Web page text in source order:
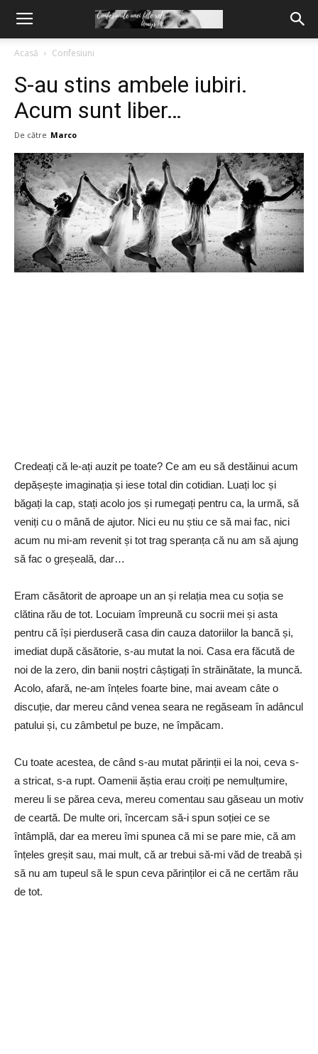
Acasă Confesiuni
S-au stins ambele iubiri.
Acum sunt liber…
De către Marco
Credeați că le-ați auzit pe toate? Ce am eu să destăinui acum
depășește imaginația și iese total din cotidian. Luați loc și
băgați la cap, stați acolo jos și rumegați pentru ca, la urmă, să
veniți cu o mână de ajutor. Nici eu nu știu ce să mai fac, nici
acum nu mi-am revenit și tot trag speranța că nu am să ajung
să fac o greșeală, dar…
Eram căsătorit de aproape un an și relația mea cu soția se
clătina rău de tot. Locuiam împreună cu socrii mei și asta
pentru că își pierduseră casa din cauza datoriilor la bancă și,
imediat după căsătorie, s-au mutat la noi. Casa era făcută de
noi de la zero, din banii noștri câștigați în străinătate, la muncă.
Acolo, afară, ne-am înțeles foarte bine, mai aveam câte o
discuție, dar mereu când venea seara ne regăseam în adâncul
patului și, cu zâmbetul pe buze, ne împăcam.
Cu toate acestea, de când s-au mutat părinții ei la noi, ceva s-
a stricat, s-a rupt. Oamenii ăștia erau croiți pe nemulțumire,
mereu li se părea ceva, mereu comentau sau găseau un motiv
de ceartă. De multe ori, încercam să-i spun soției ce se
întâmplă, dar ea mereu îmi spunea că mi se pare mie, că am
înțeles greșit sau, mai mult, că ar trebui să-mi văd de treabă și
să nu am tupeul să le spun ceva părinților ei că ne certăm rău
de tot.